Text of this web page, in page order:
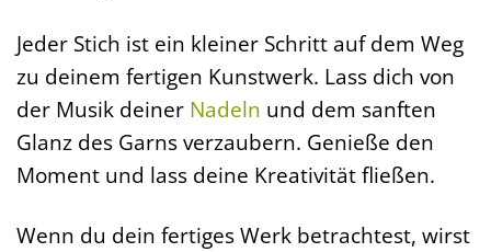
Jeder Stich ist ein kleiner Schritt auf dem Weg
zu deinem fertigen Kunstwerk. Lass dich von
der Musik deiner Nadeln und dem sanften
Glanz des Garns verzaubern. Genieße den
Moment und lass deine Kreativität fließen.
Wenn du dein fertiges Werk betrachtest, wirst